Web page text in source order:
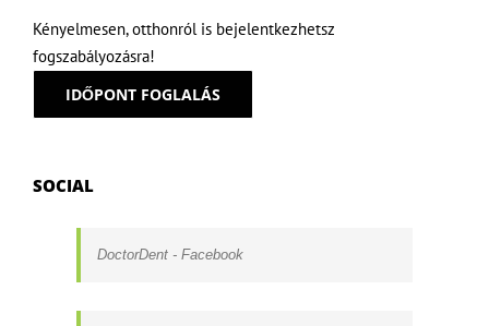
Kényelmesen, otthonról is bejelentkezhetsz
fogszabályozásra!
IDŐPONT FOGLALÁS
SOCIAL
DoctorDent - Facebook